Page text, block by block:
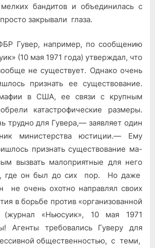
бандитов и объединилась с
закрывали глаза.
Гувер, например, по сообщению
(10 мая 1971 года) утверждал, что
не существует. Однако очень
признать ее существование.
мафии в США, ее связи с крупным
катастрофические размеры.
трудно для Гувера,— заявляет один
министерства юстиции.— Ему
признать существование ма­
вызвать малоприятные для него
где он был до сих пор. Но даже
не очень охотно направлял своих
в борьбе против «организован­ной
(журнал «Ньюсуик», 10 мая 1971
Агенты требовались Гуверу для
общест­венностью, с теми,